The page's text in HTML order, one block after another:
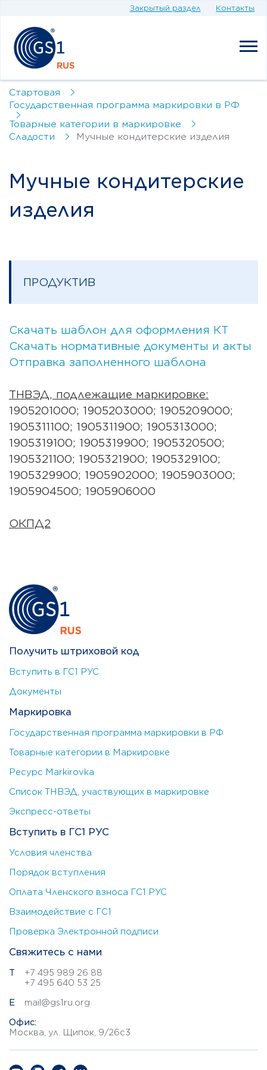
Закрытый раздел Контакты
Стартовая
Государственная программа маркировки в РФ
Товарные категории в маркировке
Сладости
Мучные кондитерские изделия
Мучные кондитерские
изделия
ПРОДУКТИВ
Скачать шаблон для оформления КТ
Скачать нормативные документы и акты
Отправка заполненного шаблона
ТНВЭД, подлежащие маркировке:
1905201000; 1905203000; 1905209000;
1905311100; 1905311900; 1905313000;
1905319100; 1905319900; 1905320500;
1905321100; 1905321900; 1905329100;
1905329900; 1905902000; 1905903000;
1905904500; 1905906000
ОКПД2
Получить штриховой код
Вступить в ГС1 РУС
Документы
Маркировка
Государственная программа маркировки в РФ
Товарные категории в Маркировке
Ресурс Markirovka
Список ТНВЭД, участвующих в маркировке
Экспресс-ответы
Вступить в ГС1 РУС
Условия членства
Порядок вступления
Оплата Членского взноса ГС1 РУС
Взаимодействие с ГС1
Проверка Электронной подписи
Свяжитесь с нами
Т
+7 495 989 26 88
+7 495 640 53 25
E mail@gs1ru.org
Офис:
Москва, ул. Щипок, 9/26с3